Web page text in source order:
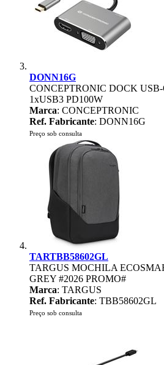
DONN16G
CONCEPTRONIC DOCK
1xUSB3 PD100W
Marca: CONCEPTRONIC
Ref. Fabricante: DONN16G
Preço sob consulta
TARTBB58602GL
TARGUS MOCHILA
GREY #2026 PROMO#
Marca: TARGUS
Ref. Fabricante: TBB58602GL
Preço sob consulta